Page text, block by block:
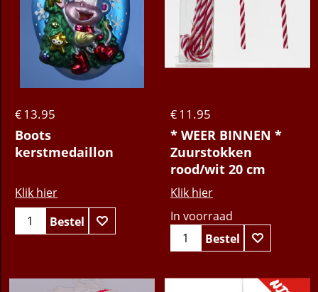
€13.95
Boots
kerstmedaillon
Klik hier
Bestel
€11.95
* WEER BINNEN *
Zuurstokken
rood/wit 20 cm
Klik hier
In voorraad
Bestel